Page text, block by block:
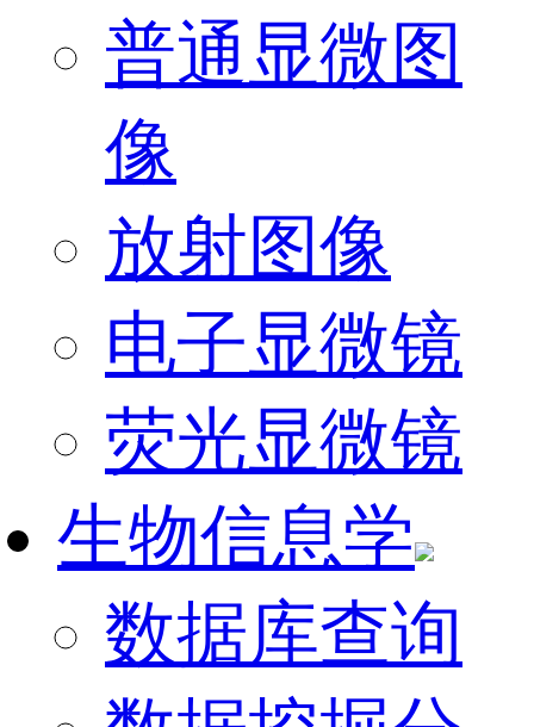
普通显微图
像
放射图像
电子显微镜
荧光显微镜
生物信息学
数据库查询